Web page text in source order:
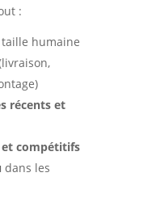
:
humaine
récents et
compétitifs
dans les